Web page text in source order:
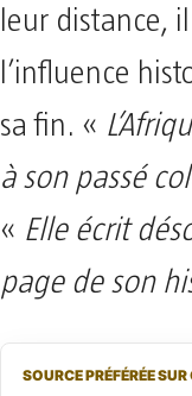
leur distance,
l’influence
sa fin. «
à son passé
« Elle écrit
page de son
SOURCE PRÉFÉRÉE